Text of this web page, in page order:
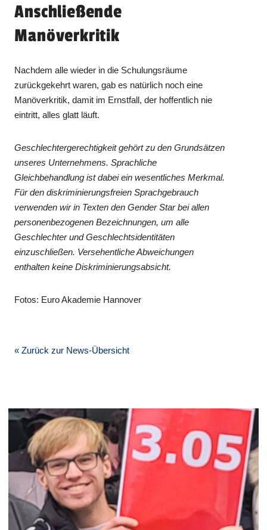
Anschließende
Manöverkritik
Nachdem alle wieder in die Schulungsräume
zurückgekehrt waren, gab es natürlich noch eine
Manöverkritik, damit im Ernstfall, der hoffentlich nie
eintritt, alles glatt läuft.
Geschlechtergerechtigkeit gehört zu den Grundsätzen
unseres Unternehmens. Sprachliche
Gleichbehandlung ist dabei ein wesentliches Merkmal.
Für den diskriminierungsfreien Sprachgebrauch
verwenden wir in Texten den Gender Star bei allen
personenbezogenen Bezeichnungen, um alle
Geschlechter und Geschlechtsidentitäten
einzuschließen. Versehentliche Abweichungen
enthalten keine Diskriminierungsabsicht.
Fotos: Euro Akademie Hannover
« Zurück zur News-Übersicht